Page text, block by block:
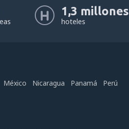
1,3 millones
hoteles
México Nicaragua Panamá
Perú